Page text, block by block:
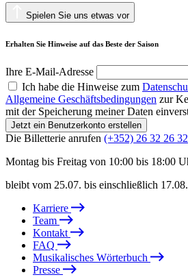
Spielen Sie uns etwas vor
Erhalten Sie Hinweise auf das Beste der Saison
Ihre E-Mail-Adresse
Ich habe die Hinweise zum
Allgemeine Geschäftsbedingungen zur
mit der Speicherung meiner Daten
Jetzt ein Benutzerkonto erstellen
Die Billetterie anrufen (+352) 26 32 26 32
Montag bis Freitag von 10:00 bis 18:00
bleibt vom 25.07. bis einschließlich 17.08.
Karriere
Team
Kontakt
FAQ
Musikalisches Wörterbuch
Presse